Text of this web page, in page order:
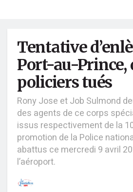
Tentative
Port-au-Prince,
policiers tués
Rony Jose et Job Sulmond
des agents de ce corps
issus respectivement de la
promotion de la Police
abattus ce mercredi 9 avril
l’aéroport.